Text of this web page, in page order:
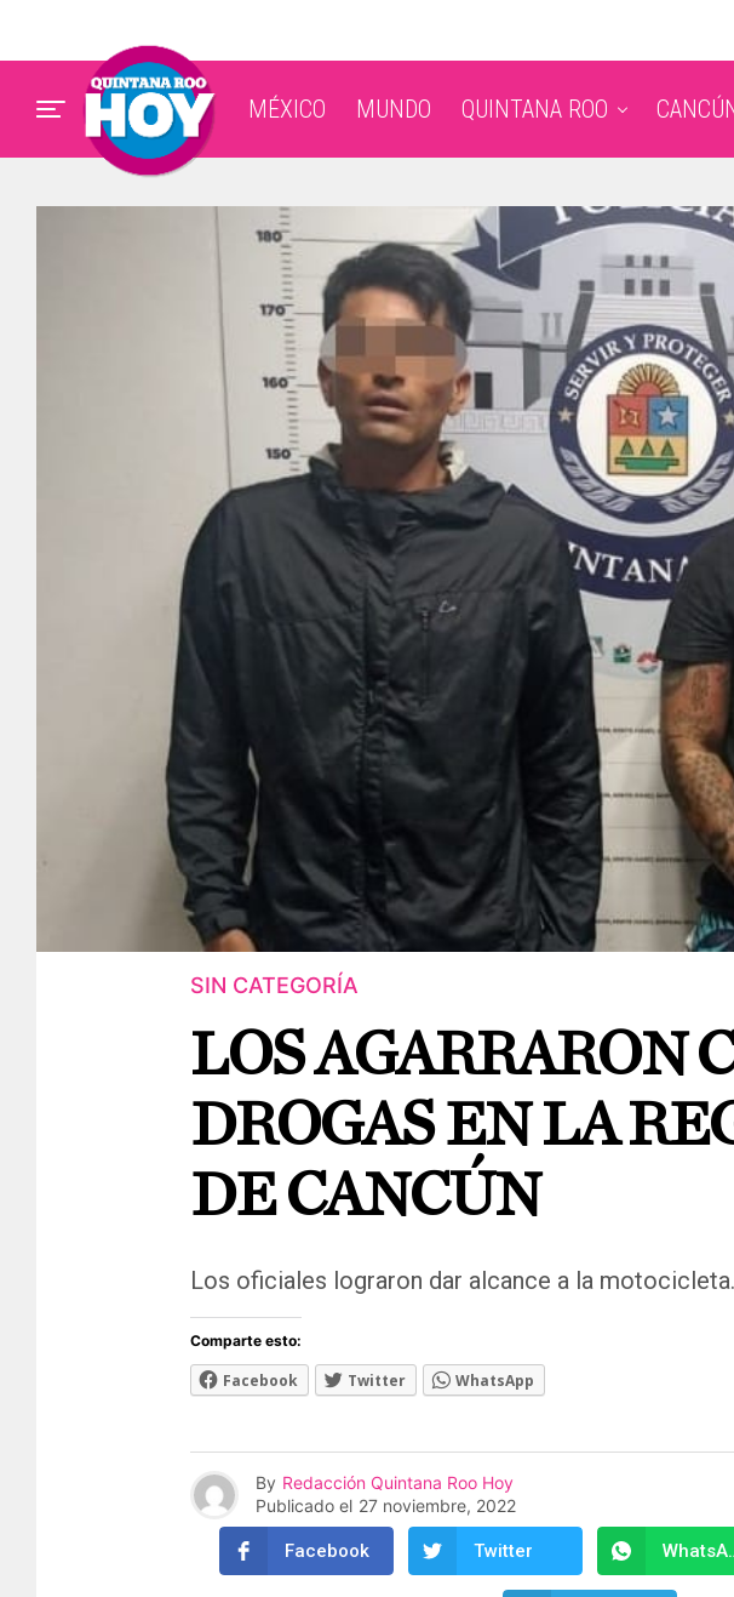
MÉXICO MUNDO QUINTANA ROO
SIN CATEGORÍA
LOS AGARRARON
DROGAS EN LA
DE CANCÚN
Los oficiales lograron dar alcance a la motocicleta.
Comparte esto:
Facebook Twitter WhatsApp
By Redacción Quintana Roo Hoy
Publicado el 27 noviembre, 2022
Facebook Twitter